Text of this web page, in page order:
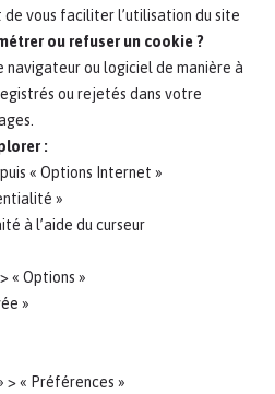
vous faciliter l’utilisation du site
ou refuser un cookie ?
navigateur ou logiciel de manière à
ou rejetés dans votre
:
« Options Internet »
»
à l’aide du curseur
« Options »
»
> « Préférences »